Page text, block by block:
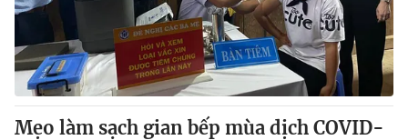
Mẹo làm sạch gian bếp mùa dịch COVID-